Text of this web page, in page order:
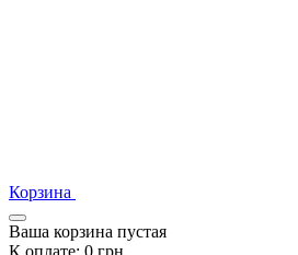
Корзина
Ваша корзина пустая